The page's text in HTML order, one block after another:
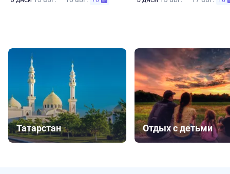
Татарстан Отдых с детьми